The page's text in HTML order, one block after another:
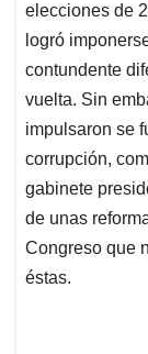
elecciones de
logró
contundente
vuelta. Sin
impulsaron se
corrupción,
gabinete
de unas
Congreso que
éstas.